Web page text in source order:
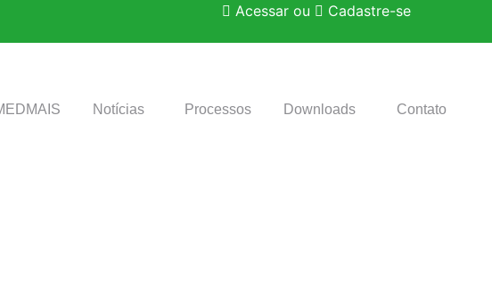
Acessar ou
Cadastre-se
Notícias Processos Downloads Contato